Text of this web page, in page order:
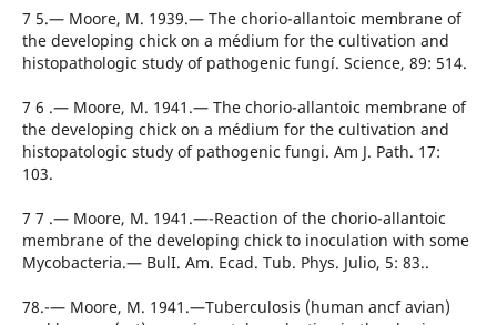
7 5.— Moore, M. 1939.— The chorio-allantoic membrane of
the developing chick on a médium for the cultivation and
histopathologic study of pathogenic fungí. Science, 89: 514.
7 6 .— Moore, M. 1941.— The chorio-allantoic membrane of
the developing chick on a médium for the cultivation and
histopatologic study of pathogenic fungi. Am J. Path. 17:
103.
7 7 .— Moore, M. 1941.—-Reaction of the chorio-allantoic
membrane of the developing chick to inoculation with some
Mycobacteria.— BulI. Am. Ecad. Tub. Phys. Julio, 5: 83..
78.-— Moore, M. 1941.—Tuberculosis (human ancf avian)